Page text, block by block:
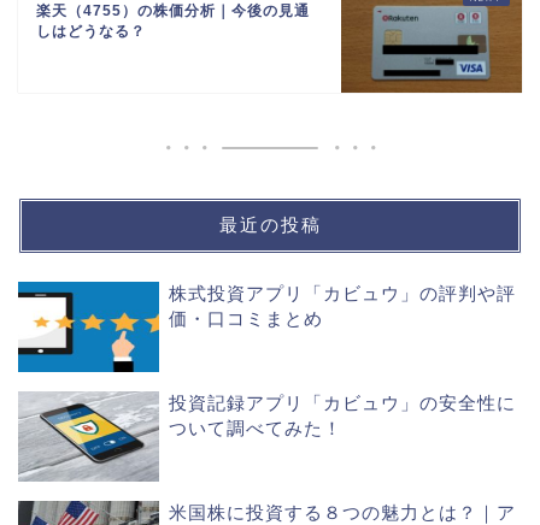
楽天（4755）の株価分析｜今後の見通
しはどうなる？
最近の投稿
株式投資アプリ「カビュウ」の評判や評
価・口コミまとめ
投資記録アプリ「カビュウ」の安全性に
ついて調べてみた！
米国株に投資する８つの魅力とは？｜ア